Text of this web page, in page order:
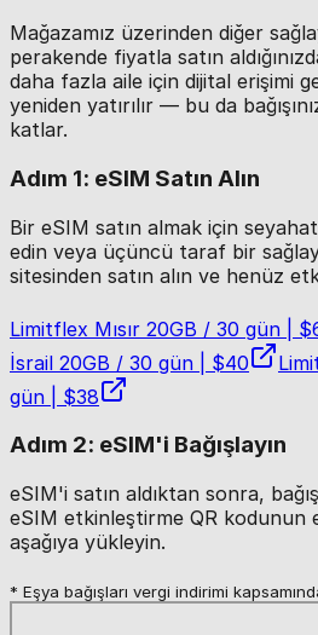
Mağazamız üzerinden diğer
perakende fiyatla satın
daha fazla aile için dijital erişimi
yeniden yatırılır — bu da
katlar.
Adım 1: eSIM Satın Alın
Bir eSIM satın almak için
edin veya üçüncü taraf bir
sitesinden satın alın ve henüz
Limitflex Mısır 20GB / 30 gün |
İsrail 20GB / 30 gün | $40
gün | $38
Adım 2: eSIM'i Bağışlayın
eSIM'i satın aldıktan sonra,
eSIM etkinleştirme QR
aşağıya yükleyin.
* Eşya bağışları vergi indirimi